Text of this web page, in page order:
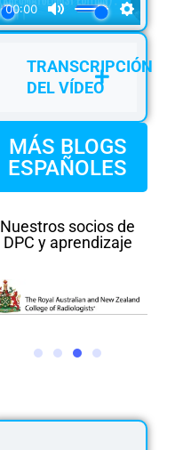
TRANSCRIPCIÓN
DEL VÍDEO
MÁS BLOGS
ESPAÑOLES
Nuestros socios de
DPC y aprendizaje